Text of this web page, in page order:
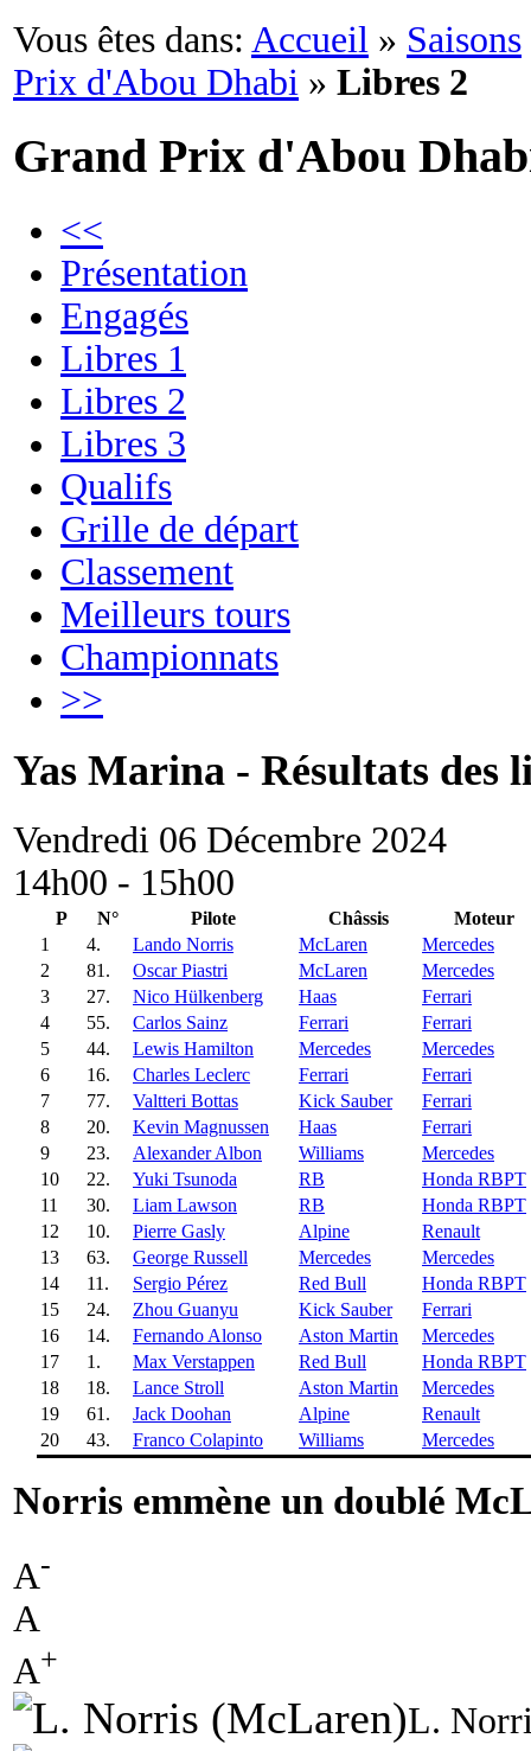
Vous êtes dans: Accueil » Saisons
Prix d'Abou Dhabi » Libres 2
Grand Prix d'Abou
<<
Présentation
Engagés
Libres 1
Libres 2
Libres 3
Qualifs
Grille de départ
Classement
Meilleurs tours
Championnats
>>
Yas Marina - Résultats des
Vendredi 06 Décembre 2024
14h00 - 15h00
P N° Pilote Châssis
Moteur
1
4. Lando Norris McLaren
Mercedes
2
81. Oscar Piastri McLaren
Mercedes
3
27. Nico Hülkenberg Haas
Ferrari
4
55. Carlos Sainz Ferrari
Ferrari
5
44. Lewis Hamilton Mercedes
Mercedes
6
16. Charles Leclerc Ferrari
Ferrari
7
77. Valtteri Bottas Kick Sauber
Ferrari
8
20. Kevin Magnussen Haas
Ferrari
9
23. Alexander Albon Williams
Mercedes
10
22. Yuki Tsunoda RB
Honda RBPT
11
30. Liam Lawson RB
Honda RBPT
12
10. Pierre Gasly Alpine
Renault
13
63. George Russell Mercedes
Mercedes
14
11. Sergio Pérez Red Bull
Honda RBPT
15
24. Zhou Guanyu Kick Sauber
Ferrari
16
14. Fernando Alonso Aston Martin
Mercedes
17
1. Max Verstappen Red Bull
Honda RBPT
18
18. Lance Stroll Aston Martin
Mercedes
19
61. Jack Doohan Alpine
Renault
20
43. Franco Colapinto Williams Mercedes
Norris emmène un doublé
A-
A
A+
L.